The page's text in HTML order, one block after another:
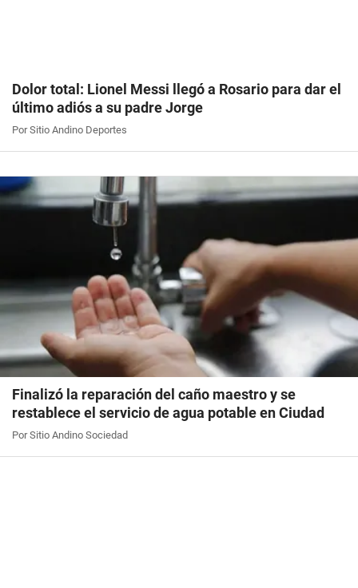
Dolor total: Lionel Messi llegó a Rosario para dar el
último adiós a su padre Jorge
Por Sitio Andino Deportes
Finalizó la reparación del caño maestro y se
restablece el servicio de agua potable en Ciudad
Por Sitio Andino Sociedad